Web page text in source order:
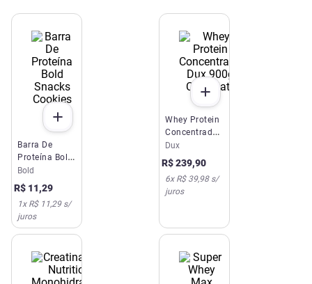
Barra De
Proteína Bold
Snacks
Cookies 40g
Bold
R$ 11,29
1x R$ 11,29s/
juros
Whey Protein
Concentrado
Dux 900g
Chocolate
Dux
R$239,90
6x R$ 39,98s/
juros